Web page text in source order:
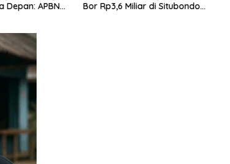
Depan: APBN
Kemandirian
Bor Rp3,6 Miliar di Situbondo